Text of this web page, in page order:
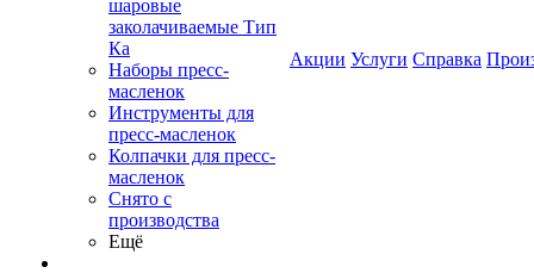
шаровые
заколачиваемые Тип
Кa
Наборы пресс-
масленок
Инструменты для
пресс-масленок
Колпачки для пресс-
масленок
Снято с
производства
Ещё
Акции Услуги Справка